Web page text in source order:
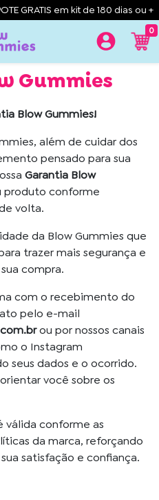
GRATIS em kit de 180 dias ou +
0
Gummies
Blow Gummies!
além de cuidar dos
pensado para sua
Garantia Blow
produto conforme
volta.
da Blow Gummies que
trazer mais segurança e
compra.
com o recebimento do
pelo e-mail
ou por nossos canais
o Instagram
seus dados e o ocorrido.
você sobre os
válida conforme as
da marca, reforçando
satisfação e confiança.